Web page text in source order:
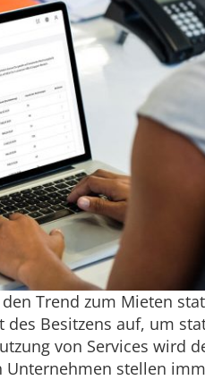
Trend zum Mieten
Besitzens auf, um
von Services wird
Unternehmen stellen